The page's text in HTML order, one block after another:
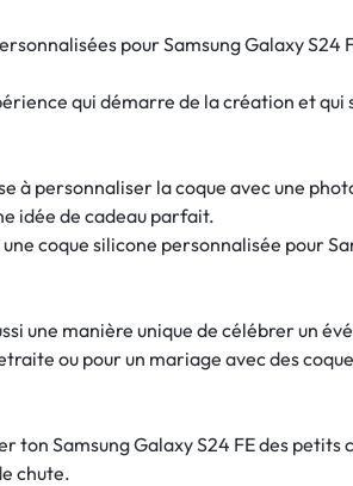
pour Samsung Galaxy S24
qui démarre de la création et
à personnaliser la coque avec une
idée de cadeau parfait.
coque silicone personnalisée pour
une manière unique de célébrer un
ou pour un mariage avec des
ton Samsung Galaxy S24 FE des petits
chute.